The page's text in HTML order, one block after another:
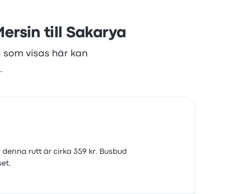
till Sakarya
visas här kan
rutt är cirka 359 kr. Busbud